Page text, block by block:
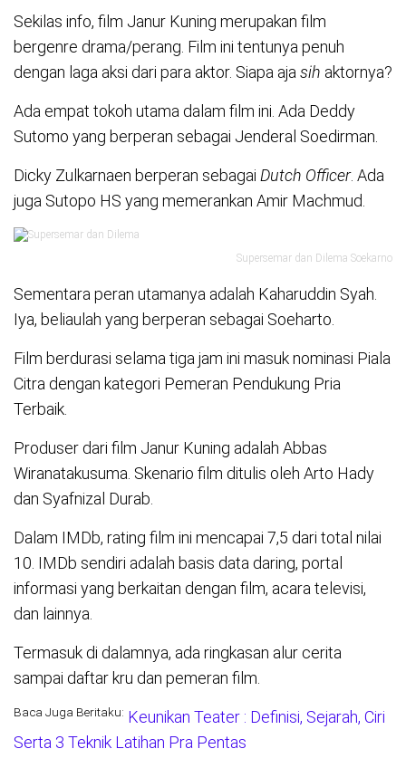
Sekilas info, film Janur Kuning merupakan film
bergenre drama/perang. Film ini tentunya penuh
dengan laga aksi dari para aktor. Siapa ajasih aktornya?
Ada empat tokoh utama dalam film ini. Ada Deddy
Sutomo yang berperan sebagai Jenderal Soedirman.
Dicky Zulkarnaen berperan sebagai Dutch Officer. Ada
juga Sutopo HS yang memerankan Amir Machmud.
Supersemar dan Dilema Soekarno
Sementara peran utamanya adalah Kaharuddin Syah.
Iya, beliaulah yang berperan sebagai Soeharto.
Film berdurasi selama tiga jam ini masuk nominasi Piala
Citra dengan kategori Pemeran Pendukung Pria
Terbaik.
Produser dari film Janur Kuning adalah Abbas
Wiranatakusuma. Skenario film ditulis oleh Arto Hady
dan Syafnizal Durab.
Dalam IMDb, rating film ini mencapai 7,5 dari total nilai
10. IMDb sendiri adalah basis data daring, portal
informasi yang berkaitan dengan film, acara televisi,
dan lainnya.
Termasuk di dalamnya, ada ringkasan alur cerita
sampai daftar kru dan pemeran film.
Baca Juga Beritaku: Keunikan Teater : Definisi, Sejarah, Ciri
Serta 3 Teknik Latihan Pra Pentas